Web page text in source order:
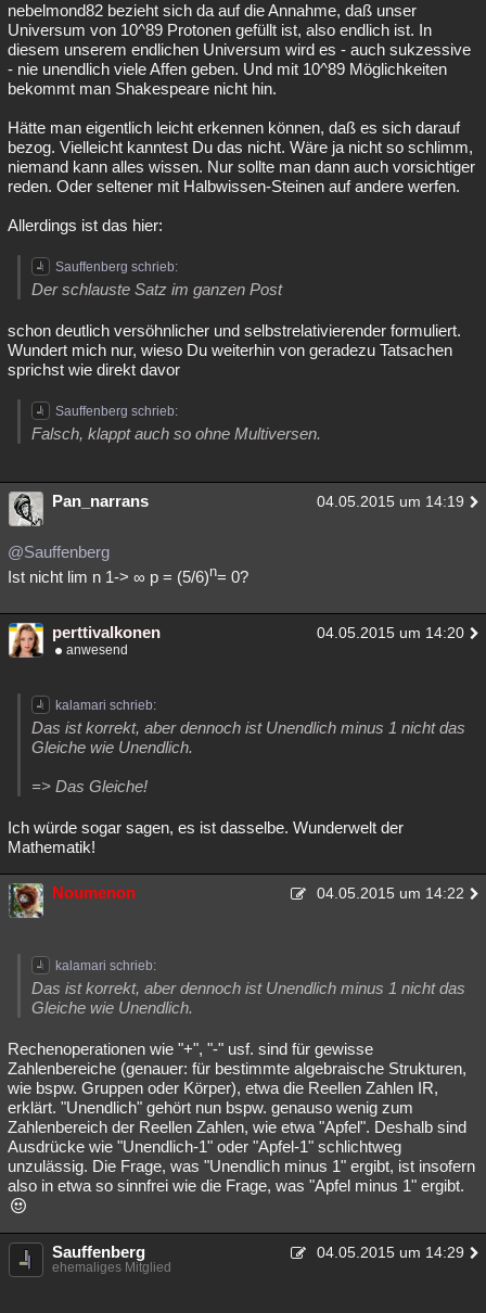
nebelmond82 bezieht sich da auf die Annahme, daß unser
Universum von 10^89 Protonen gefüllt ist, also endlich ist. In
diesem unserem endlichen Universum wird es - auch sukzessive
- nie unendlich viele Affen geben. Und mit 10^89 Möglichkeiten
bekommt man Shakespeare nicht hin.
Hätte man eigentlich leicht erkennen können, daß es sich darauf
bezog. Vielleicht kanntest Du das nicht. Wäre ja nicht so schlimm,
niemand kann alles wissen. Nur sollte man dann auch vorsichtiger
reden. Oder seltener mit Halbwissen-Steinen auf andere werfen.
Allerdings ist das hier:
Sauffenberg schrieb:
Der schlauste Satz im ganzen Post
schon deutlich versöhnlicher und selbstrelativierender formuliert.
Wundert mich nur, wieso Du weiterhin von geradezu Tatsachen
sprichst wie direkt davor
Sauffenberg schrieb:
Falsch, klappt auch so ohne Multiversen.
Pan_narrans 04.05.2015 um 14:19
@Sauffenberg
Ist nicht lim n 1-> ∞ p = (5/6)n= 0?
perttivalkonen 04.05.2015 um 14:20
anwesend
kalamari schrieb:
Das ist korrekt, aber dennoch ist Unendlich minus 1 nicht das
Gleiche wie Unendlich.
=> Das Gleiche!
Ich würde sogar sagen, es ist dasselbe. Wunderwelt der
Mathematik!
Noumenon 04.05.2015 um 14:22
kalamari schrieb:
Das ist korrekt, aber dennoch ist Unendlich minus 1 nicht das
Gleiche wie Unendlich.
Rechenoperationen wie "+", "-" usf. sind für gewisse
Zahlenbereiche (genauer: für bestimmte algebraische Strukturen,
wie bspw. Gruppen oder Körper), etwa die Reellen Zahlen IR,
erklärt. "Unendlich" gehört nun bspw. genauso wenig zum
Zahlenbereich der Reellen Zahlen, wie etwa "Apfel". Deshalb sind
Ausdrücke wie "Unendlich-1" oder "Apfel-1" schlichtweg
unzulässig. Die Frage, was "Unendlich minus 1" ergibt, ist insofern
also in etwa so sinnfrei wie die Frage, was "Apfel minus 1" ergibt.
Sauffenberg 04.05.2015 um 14:29
ehemaliges Mitglied